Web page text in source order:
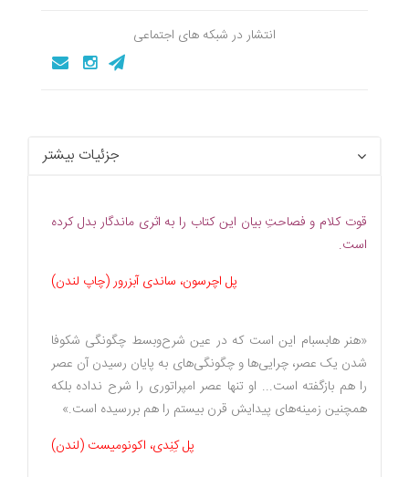
انتشار در شبکه های اجتماعی
جزئیات بیشتر
قوت کلام و فصاحتِ بیان این کتاب را به اثری ماندگار بدل کرده
است.
پل اچرسون، ساندی آبزرور (چاپ لندن)
«هنر هابسبام این است که در عین شرح‌وبسط چگونگی شکوفا
شدن یک عصر، چرایی‌ها و چگونگی‌های به پایان رسیدن آن عصر
را هم بازگفته است... او تنها عصر امپراتوری را شرح نداده بلکه
همچنین زمینه‌های پیدایش قرن بیستم را هم بررسیده است.»
پل کِنِدی، اکونومیست (لندن)